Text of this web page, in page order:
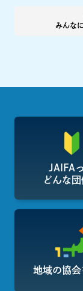
みんな
JAIFA
どんな団
地域の協